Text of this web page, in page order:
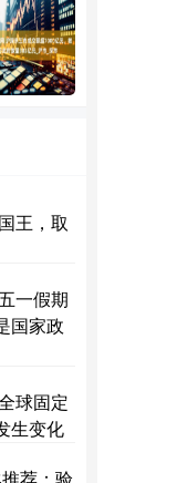
王，取
一假期
国家政
球固定
生变化